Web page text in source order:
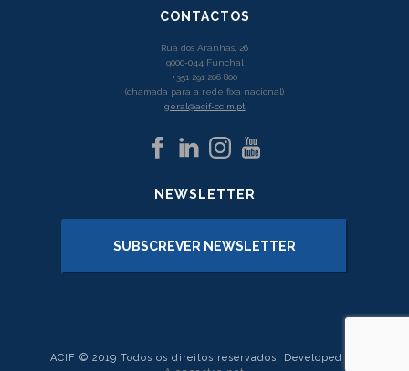
CONTACTOS
Rua dos Aranhas, 26
9000-044 Funchal
+351 291 206 800
(chamada para a rede fixa nacional)
geral@acif-ccim.pt
NEWSLETTER
SUBSCREVER NEWSLETTER
ACIF © 2019 Todos os direitos reservados. Developed by